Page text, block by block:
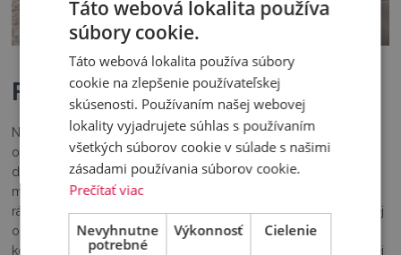
FlexTip
Nadstavba FlexTip so sklápaním do troch strán bola vyvinutá
odborníkmi spoločnosti Humbaur s ohľadom na najvyššiu
dosiahnuteľnú robustnosť pri nízkej vlastnej hmotnosti. A tak je
možné ju ľahko namontovať na rôzne typy vozidiel. Konštrukcia
rámu a podlaha výklopnej plošiny sú vyrobené z galvanizovanej
ocele. Vďaka tomu budú pravdepodobne dlhodobo odolávať
korózii. Funkciu vyklápania je možné riadiť aj pomocou mobilnej
Táto webová lokalita používa
súbory cookie.
Táto webová lokalita používa súbory
cookie na zlepšenie používateľskej
skúsenosti. Používaním našej webovej
lokality vyjadrujete súhlas s používaním
všetkých súborov cookie v súlade s našimi
zásadami používania súborov cookie.
Prečítať viac
Nevyhnutne
potrebné
Výkonnosť Cielenie